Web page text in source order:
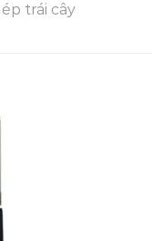
ép trái cây